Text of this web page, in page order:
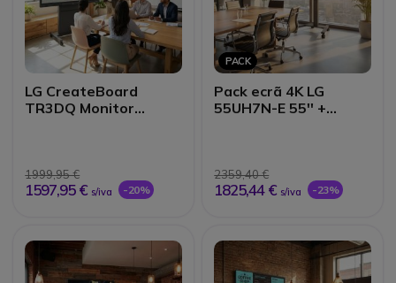
LG CreateBoard
TR3DQ Monitor
1999,95 €
1597,95 € s/iva -20%
PACK
Pack ecrã 4K LG
55UH7N-E 55'' +
2359,40 €
1825,44 € s/iva -23%